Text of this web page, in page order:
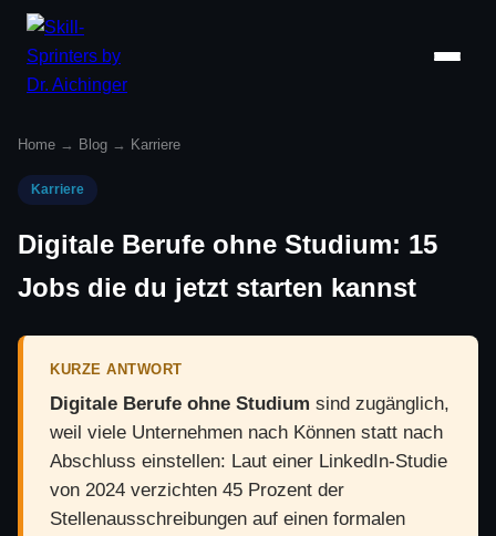
Home → Blog → Karriere
Karriere
Digitale Berufe ohne Studium: 15
Jobs die du jetzt starten kannst
KURZE ANTWORT
Digitale Berufe ohne Studium sind zugänglich,
weil viele Unternehmen nach Können statt nach
Abschluss einstellen: Laut einer LinkedIn-Studie
von 2024 verzichten 45 Prozent der
Stellenausschreibungen auf einen formalen